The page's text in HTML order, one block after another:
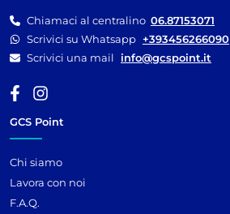
Chiamaci al centralino 06.87153071
Scrivici su Whatsapp +393456266090
Scrivici una mail
info@gcspoint.it
GCS Point
Chi siamo
Lavora con noi
F.A.Q.